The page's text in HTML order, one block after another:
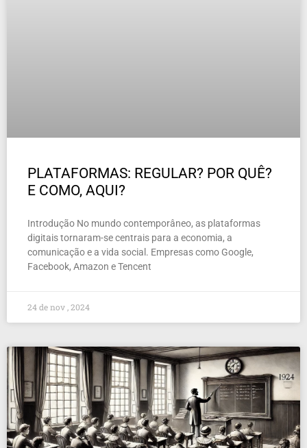
PLATAFORMAS: REGULAR? POR QUÊ?
E COMO, AQUI?
Introdução No mundo contemporâneo, as plataformas
digitais tornaram-se centrais para a economia, a
comunicação e a vida social. Empresas como Google,
Facebook, Amazon e Tencent
24 de nov , 2024